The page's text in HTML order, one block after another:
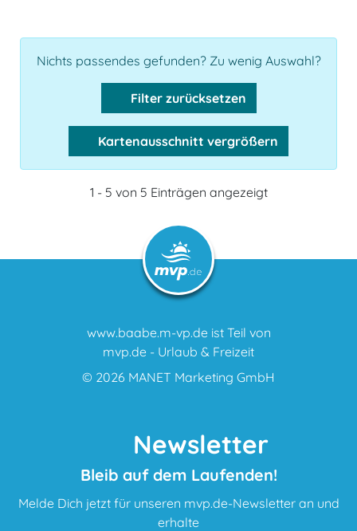
Nichts passendes gefunden? Zu wenig Auswahl?
Filter zurücksetzen
Kartenausschnitt vergrößern
1 - 5 von 5 Einträgen angezeigt
www.baabe.m-vp.de ist Teil von
mvp.de - Urlaub & Freizeit
© 2026 MANET Marketing GmbH
Newsletter
Bleib auf dem Laufenden!
Melde Dich jetzt für unseren mvp.de-Newsletter an und
erhalte